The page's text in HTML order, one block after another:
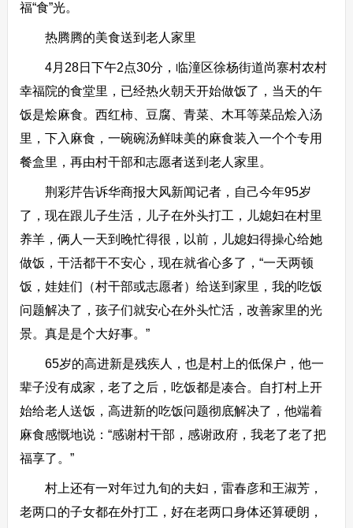
福“食”光。
热腾腾的美食送到老人家里
4月28日下午2点30分，临潼区徐杨街道尚寨村农村
幸福院的食堂里，已经热火朝天开始做饭了，当天的午
饭是烩麻食。西红柿、豆腐、青菜、木耳等菜品烩入汤
里，下入麻食，一碗碗汤鲜味美的麻食装入一个个专用
餐盒里，再由村干部和志愿者送到老人家里。
荆彩芹告诉华商报大风新闻记者，自己今年95岁
了，现在跟儿子生活，儿子在外头打工，儿媳妇在村里
养羊，俩人一天到晚忙得很，以前，儿媳妇得操心给她
做饭，干活都干不安心，现在就省心多了，“一天两顿
饭，娃娃们（村干部或志愿者）给送到家里，我的吃饭
问题解决了，孩子们就安心在外头忙活，改善家里的光
景。真是是个大好事。”
65岁的高进新是残疾人，也是村上的低保户，他一
辈子没有成家，老了之后，吃饭都是凑合。自打村上开
始给老人送饭，高进新的吃饭问题彻底解决了，他端着
麻食感慨地说：“感谢村干部，感谢政府，我老了老了把
福享了。”
村上还有一对年过九旬的夫妇，雷春彦和王淑芳，
老两口的子女都在外打工，好在老两口身体还算硬朗，